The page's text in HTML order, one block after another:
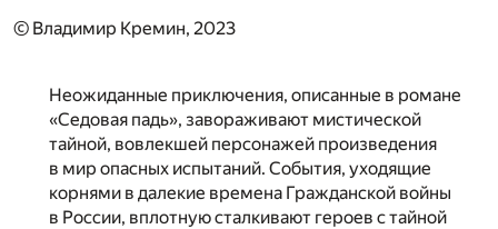
© Владимир Кремин, 2023
Неожиданные приключения, описанные в романе
«Седовая падь», завораживают мистической
тайной, вовлекшей персонажей произведения
в мир опасных испытаний. События, уходящие
корнями в далекие времена Гражданской войны
в России, вплотную сталкивают героев с тайной